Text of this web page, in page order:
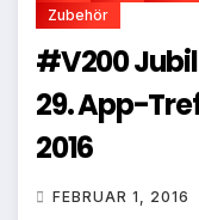
Zubehör
#V200
29. App-
2016
FEBRUAR 1, 2016